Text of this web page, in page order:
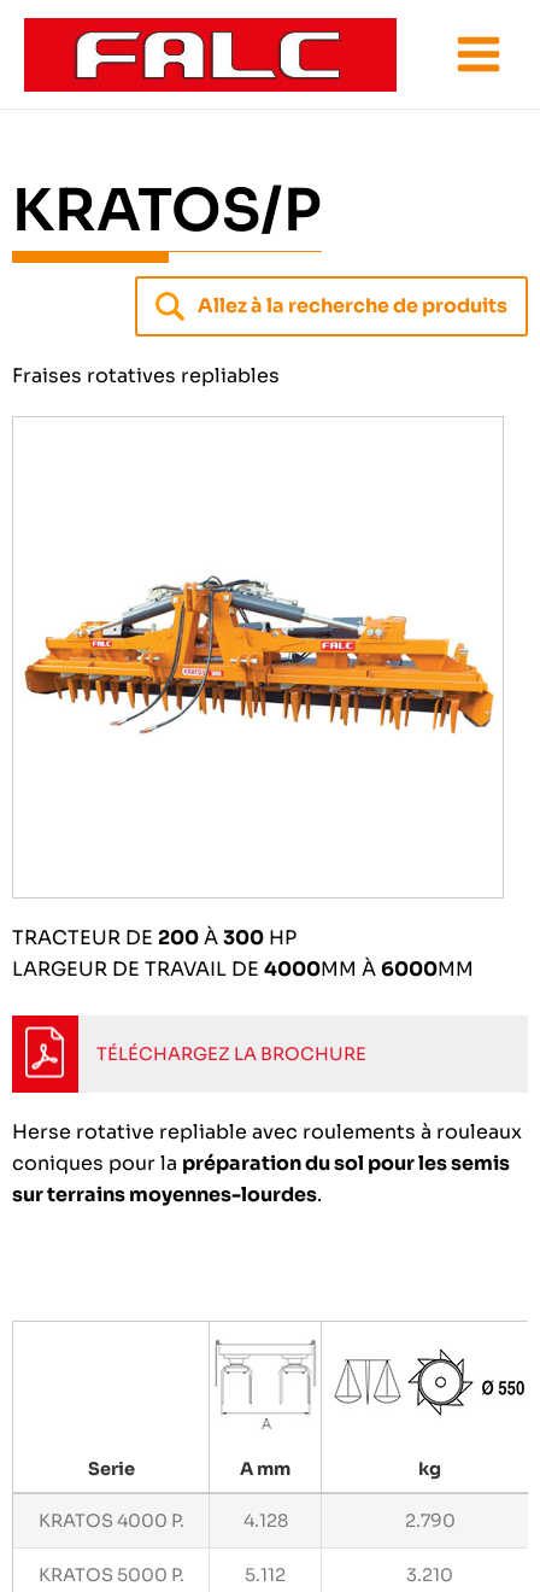
Aller
KRATOS/P
Allez à la recherche de produits
Fraises rotatives repliables
TRACTEUR DE 200À300 HP
LARGEUR DE TRAVAIL DE 4000MM À6000MM
TÉLÉCHARGEZ LA BROCHURE
Herse rotative repliable avec roulements à rouleaux
coniques pour la préparation du sol pour les semis
sur terrains moyennes-lourdes.
Serie A mm kg
KRATOS 4000 P. 4.128 2.790
KRATOS 5000 P. 5.112 3.210